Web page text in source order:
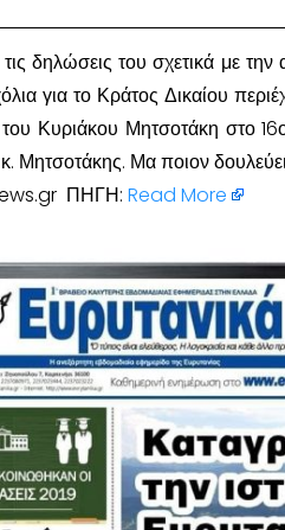
δηλώσεις του σχετικά με την
για το Κράτος Δικαίου
του Κυριάκου Μητσοτάκη στο
κ. Μητσοτάκης. Μα ποιον
ΠΗΓΗ: Read More